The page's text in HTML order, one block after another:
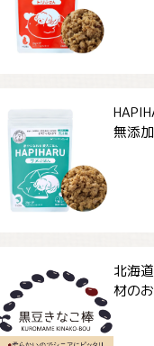
無添
北海
材の